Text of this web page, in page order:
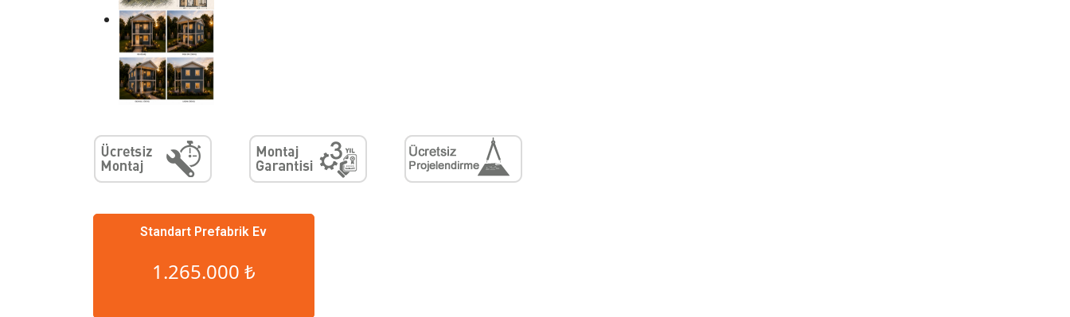
Standart Prefabrik Ev
1.265.000 ₺